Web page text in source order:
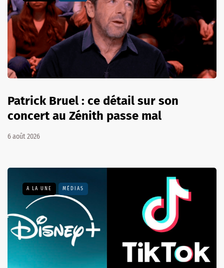
Patrick Bruel : ce détail sur son
concert au Zénith passe mal
6 août 2026
A LA UNE MÉDIAS